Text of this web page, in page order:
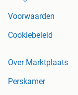
Voorwaarden
Cookiebeleid
Over Marktplaats
Perskamer